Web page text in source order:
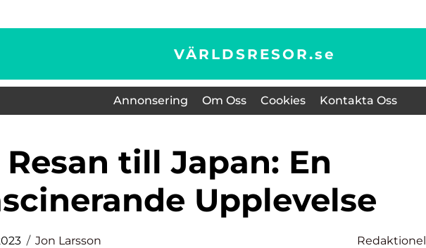
VÄRLDSRESOR.se
Annonsering Om Oss Cookies Kontakta Oss
Resan till Japan: En
Upplevelse
Jon Larsson Redaktionel